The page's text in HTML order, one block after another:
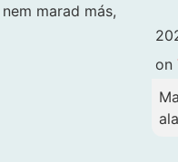
marad más,
on